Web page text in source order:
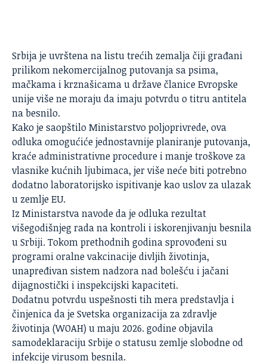
Srbijaje uvrštena na listu trećih zemalja čiji građani
prilikom nekomercijalnog putovanja sa psima,
mačkama i krznašicama u države članice Evropske
unije više ne moraju da imaju potvrdu o titru antitela
na besnilo.
Kako je saopštilo Ministarstvo poljoprivrede, ova
odluka omogućiće jednostavnije planiranje putovanja,
kraće administrativne procedure i manje troškove za
vlasnike kućnih ljubimaca, jer više neće biti potrebno
dodatno laboratorijsko ispitivanje kao uslov za ulazak
u zemlje EU.
Iz Ministarstva navode da je odluka rezultat
višegodišnjeg rada na kontroli i iskorenjivanju besnila
u Srbiji. Tokom prethodnih godina sprovođeni su
programi oralne vakcinacije divljih životinja,
unapređivan sistem nadzora nad bolešću i jačani
dijagnostički i inspekcijski kapaciteti.
Dodatnu potvrdu uspešnosti tih mera predstavlja i
činjenica da je Svetska organizacija za zdravlje
životinja (WOAH) u maju 2026. godine objavila
samodeklaraciju Srbije o statusu zemlje slobodne od
infekcije virusom besnila.